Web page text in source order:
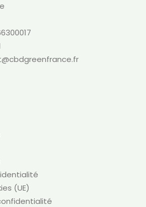
(UE)